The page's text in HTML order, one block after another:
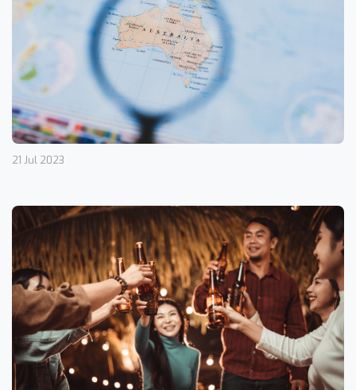
21 Jul 2023